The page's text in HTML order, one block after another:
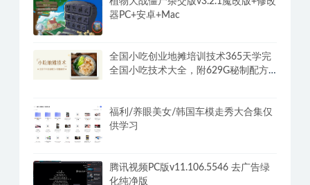
器PC+安卓+Mac
全国小吃创业地摊培训技术365天学完
全国小吃技术大全，附629G秘制配方
福利/养眼美女/韩国车模走秀大合集仅
供学习
腾讯视频PC版v11.106.5546 去广告绿
化纯净版